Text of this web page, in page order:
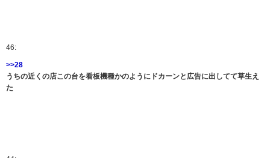
46:
>>28
うちの近くの店この台を看板機種かのようにドカーンと広告に出してて草生え
た